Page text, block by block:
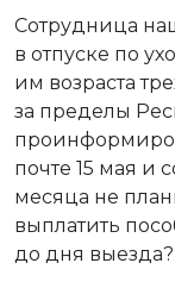
Сотрудница
в отпуске по
им возраста
за пределы
почте 15 мая и
месяца не
выплатить
до дня выезда?